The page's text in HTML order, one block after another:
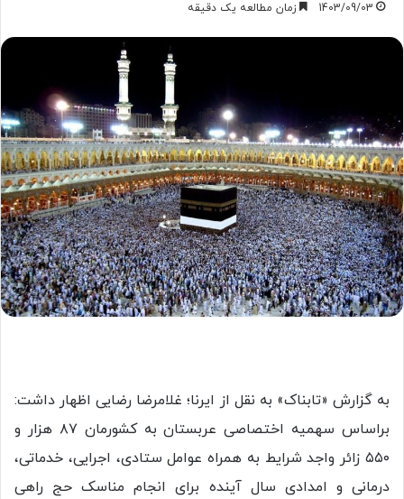
1403/09/03 زمان مطالعه یک دقیقه
به گزارش «تابناک» به نقل از ایرنا؛ غلامرضا رضایی اظهار داشت:
براساس سهمیه اختصاصی عربستان به کشورمان ۸۷ هزار و
۵۵۰ زائر واجد شرایط به همراه عوامل ستادی، اجرایی، خدماتی،
درمانی و امدادی سال آینده برای انجام مناسک حج راهی